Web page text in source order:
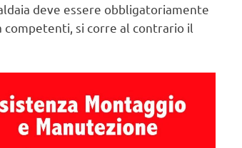
deve essere obbligatoriamente
si corre al contrario il